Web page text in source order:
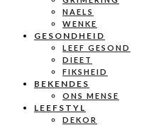
NAELS
WENKE
GESONDHEID
LEEF GESOND
DIEET
FIKSHEID
BEKENDES
ONS MENSE
LEEFSTYL
DEKOR